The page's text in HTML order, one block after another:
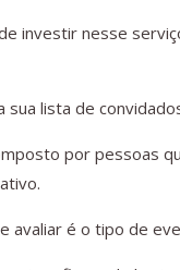
investir nesse
sua lista de
por pessoas
avaliar é o tipo de